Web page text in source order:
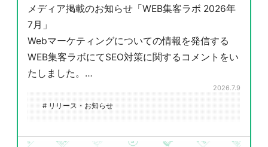
メディア掲載のお知らせ「WEB集客ラボ 2026年
7月」
Webマーケティングについての情報を発信する
WEB集客ラボにてSEO対策に関するコメントをい
たしました。…
2026.7.9
# リリース・お知らせ